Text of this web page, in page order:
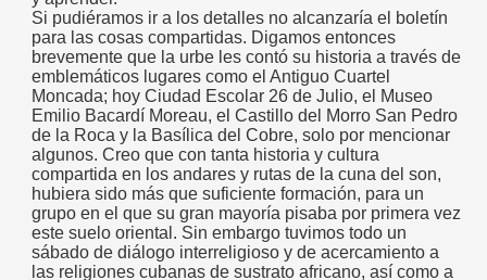
Si pudiéramos ir a los detalles no alcanzaría el boletín
para las cosas compartidas. Digamos entonces
brevemente que la urbe les contó su historia a través de
emblemáticos lugares como el Antiguo Cuartel
Moncada; hoy Ciudad Escolar 26 de Julio, el Museo
Emilio Bacardí Moreau, el Castillo del Morro San Pedro
de la Roca y la Basílica del Cobre, solo por mencionar
algunos. Creo que con tanta historia y cultura
compartida en los andares y rutas de la cuna del son,
hubiera sido más que suficiente formación, para un
grupo en el que su gran mayoría pisaba por primera vez
este suelo oriental. Sin embargo tuvimos todo un
sábado de diálogo interreligioso y de acercamiento a
las religiones cubanas de sustrato africano, así como a